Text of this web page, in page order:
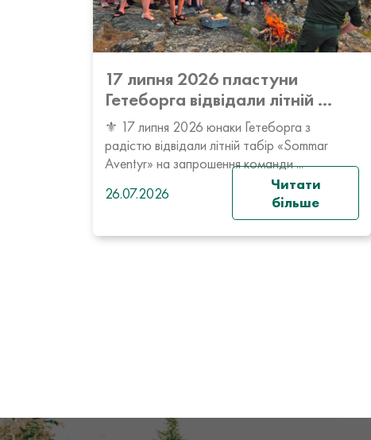
17 липня 2026 пластуни
Гетеборга відвідали літній ...
⚜️ 17 липня 2026 юнаки Гетеборга з
радістю відвідали літній табір «Sommar
Aventyr» на запрошення команди ...
26.07.2026
Читати
більше